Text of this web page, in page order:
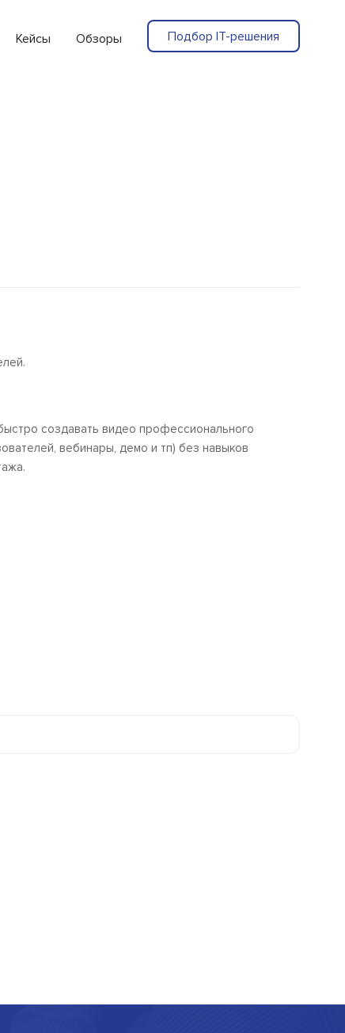
Кейсы Обзоры Подбор IT-решения
создавать видео профессионального
вебинары, демо и тп) без навыков